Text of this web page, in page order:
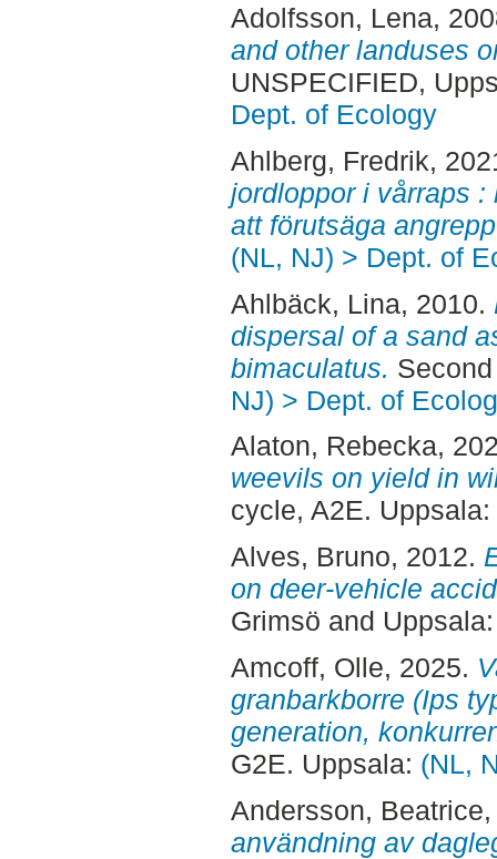
Adolfsson, Lena,
and other landuses
UNSPECIFIED,
Dept. of Ecology
Ahlberg, Fredrik,
jordloppor i vårraps
att förutsäga
(NL, NJ) > Dept. of
Ahlbäck, Lina, 2010.
dispersal of a sand
bimaculatus.
NJ) > Dept. of
Alaton, Rebecka,
weevils on yield in
cycle, A2E. Uppsala:
Alves, Bruno, 2012.
on deer-vehicle
Grimsö and
Amcoff, Olle, 2025.
granbarkborre (Ips
generation,
G2E. Uppsala: (NL,
Andersson, Beatrice
användning av